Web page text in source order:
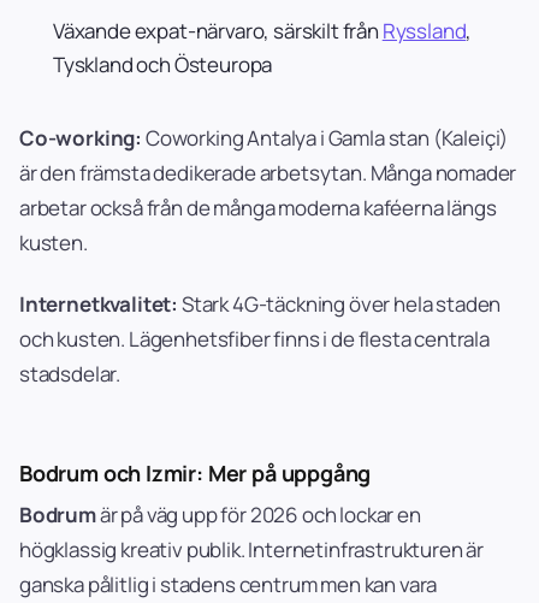
Växande expat-närvaro, särskilt från Ryssland,
Tyskland och Östeuropa
Co-working: Coworking Antalya i Gamla stan (Kaleiçi)
är den främsta dedikerade arbetsytan. Många nomader
arbetar också från de många moderna kaféerna längs
kusten.
Internetkvalitet: Stark 4G-täckning över hela staden
och kusten. Lägenhetsfiber finns i de flesta centrala
stadsdelar.
Bodrum och Izmir: Mer på uppgång
Bodrumär på väg upp för 2026 och lockar en
högklassig kreativ publik. Internetinfrastrukturen är
ganska pålitlig i stadens centrum men kan vara